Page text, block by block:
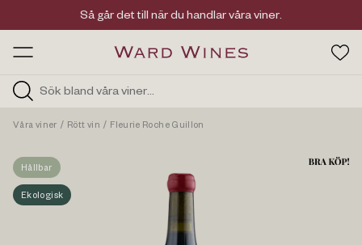
HOS
Viner med kvalitet, ursprung & personlighet
Så går det till när du handlar våra viner.
Hållbar
Ekologisk
Våra viner / Rött vin / Fleurie Roche Guillon